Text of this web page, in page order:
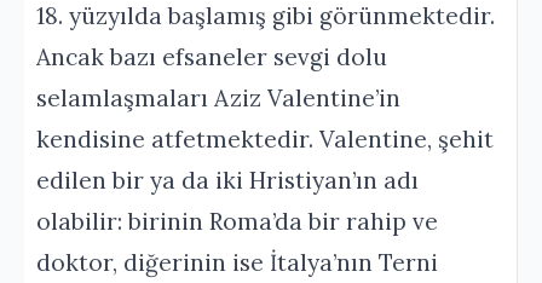
18. yüzyılda başlamış gibi görünmektedir.
Ancak bazı efsaneler sevgi dolu
selamlaşmaları Aziz Valentine’in
kendisine atfetmektedir. Valentine, şehit
edilen bir ya da iki Hristiyan’ın adı
olabilir: birinin Roma’da bir rahip ve
doktor, diğerinin ise İtalya’nın Terni